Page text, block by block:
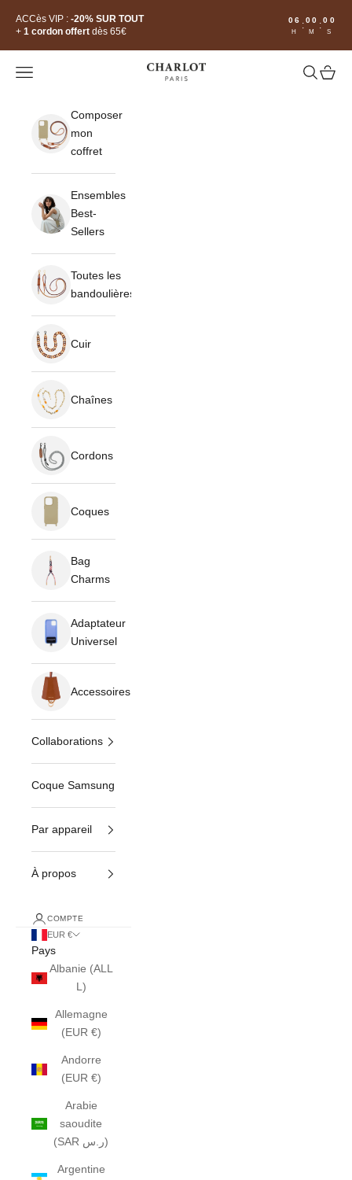
ACCès VIP : -20% SUR TOUT
+ 1 cordon offert dès 65€
06
H
:00
M
:00
S
CHARLOT · Paris
Ouvrir la navigation Ouvrir la
Voir
Composer
mon
coffret
Ensembles
Best-
Sellers
Toutes les
bandoulières
Cuir
Chaînes
Cordons
Coques
Bag
Charms
Adaptateur
Universel
Accessoires
Collaborations
Coque Samsung
Par appareil
À propos
COMPTE
EUR €
Pays
Albanie (ALL
L)
Allemagne
(EUR €)
Andorre
(EUR €)
Arabie
saoudite
(SAR ر.س)
Argentine